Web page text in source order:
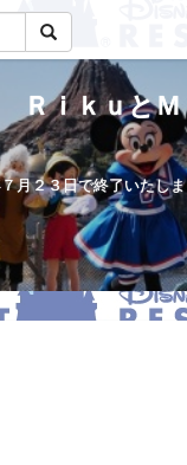
Ｒｉｋｕと